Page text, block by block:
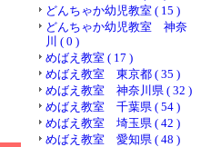
どんちゃか幼児教室 ( 15 )
どんちゃか幼児教室 神奈
川 ( 0 )
めばえ教室 ( 17 )
めばえ教室 東京都 ( 35 )
めばえ教室 神奈川県 ( 32 )
めばえ教室 千葉県 ( 54 )
めばえ教室 埼玉県 ( 42 )
めばえ教室 愛知県 ( 48 )